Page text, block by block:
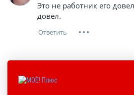
Это не работник его
довел.